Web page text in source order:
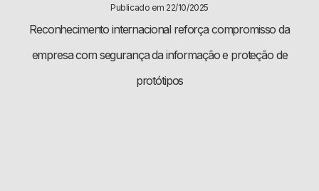
Publicado em 22/10/2025
Reconhecimento internacional reforça compromisso da
empresa com segurança da informação e proteção de
protótipos